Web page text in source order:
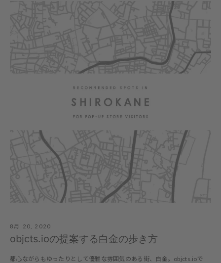
8月 20, 2020
objcts.ioの提案する白金の歩き方
都心ながらもゆったりとして優雅な雰囲気のある街、白金。objcts.ioで